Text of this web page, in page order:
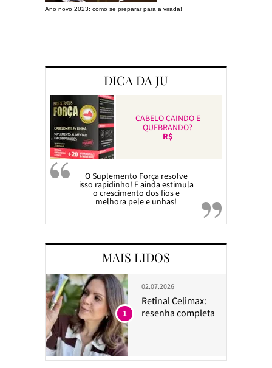
Ano novo 2023: como se preparar para a virada!
DICA DA JU
CABELO CAINDO E
QUEBRANDO?
R$
O Suplemento Força resolve
isso rapidinho! E ainda estimula
o crescimento dos fios e
melhora pele e unhas!
MAIS LIDOS
02.07.2026
Retinal Celimax:
resenha completa
1